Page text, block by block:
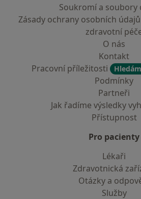
Soukromí a soubory
Zásady ochrany osobních
zdravotní
O nás
Kontakt
Pracovní příležitosti
Podmínky
Partneři
Jak řadíme výsledky
Přístupnost
Pro pacienty
Lékaři
Zdravotnická
Otázky a
Služby